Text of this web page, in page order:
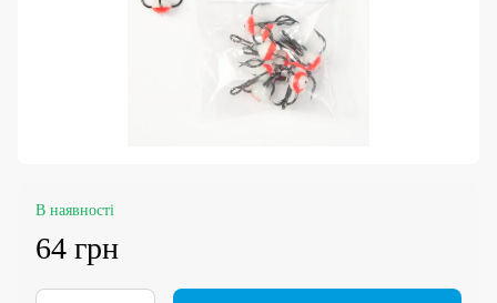
В наявності
64 грн